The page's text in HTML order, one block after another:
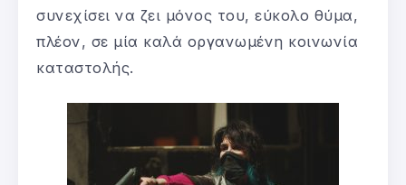
συνεχίσει να ζει μόνος του, εύκολο θύμα,
πλέον, σε μία καλά οργανωμένη κοινωνία
καταστολής.